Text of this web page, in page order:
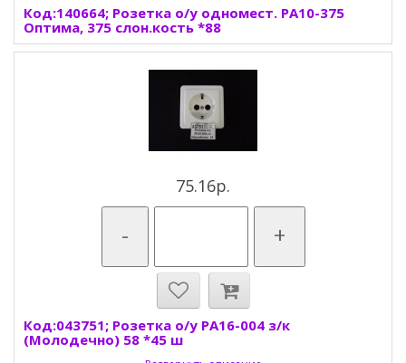
Код:140664; Розетка о/у одномест. РА10-375
Оптима, 375 слон.кость *88
75.16р.
- +
Код:043751; Розетка о/у РА16-004 з/к
(Молодечно) 58 *45 ш